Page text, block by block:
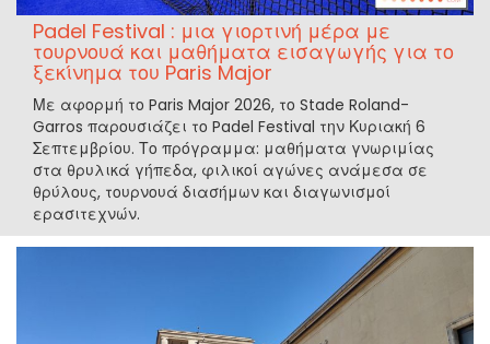
Padel Festival : μια γιορτινή μέρα με
τουρνουά και μαθήματα εισαγωγής για το
ξεκίνημα του Paris Major
Με αφορμή το Paris Major 2026, το Stade Roland-
Garros παρουσιάζει το Padel Festival την Κυριακή 6
Σεπτεμβρίου. Το πρόγραμμα: μαθήματα γνωριμίας
στα θρυλικά γήπεδα, φιλικοί αγώνες ανάμεσα σε
θρύλους, τουρνουά διασήμων και διαγωνισμοί
ερασιτεχνών.